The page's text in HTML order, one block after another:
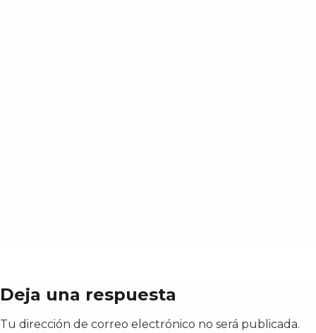
Deja una respuesta
Tu dirección de correo electrónico no será publicada.